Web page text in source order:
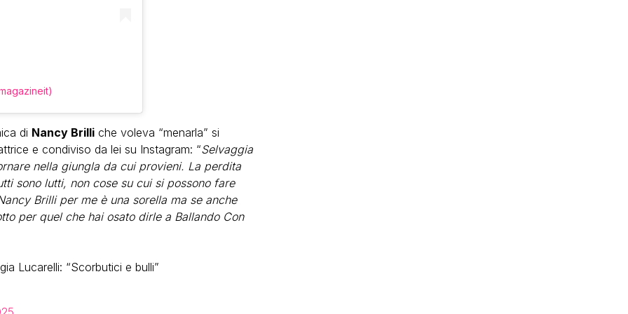
di Nancy Brilliche voleva “menarla” si
e condiviso da lei su Instagram: “Selvaggia
nella giungla da cui provieni. La perdita
sono lutti, non cose su cui si possono fare
Brilli per me è una sorella ma se anche
per quel che hai osato dirle a Ballando Con
Lucarelli: “Scorbutici e bulli”